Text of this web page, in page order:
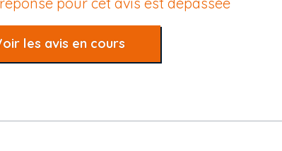
les avis en cours